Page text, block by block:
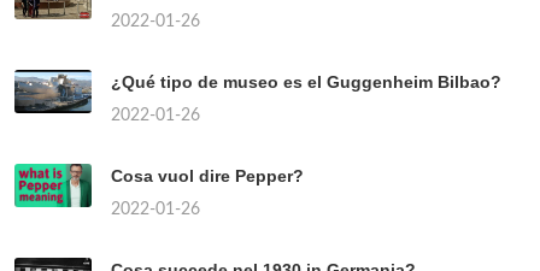
2022-01-26
¿Qué tipo de museo es el Guggenheim Bilbao?
2022-01-26
Cosa vuol dire Pepper?
2022-01-26